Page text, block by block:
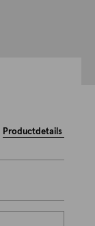
Productdetails